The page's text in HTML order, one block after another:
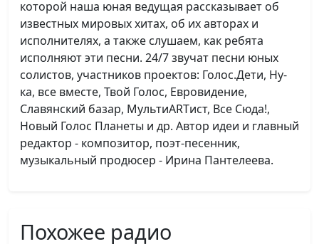
которой наша юная ведущая рассказывает об
известных мировых хитах, об их авторах и
исполнителях, а также слушаем, как ребята
исполняют эти песни. 24/7 звучат песни юных
солистов, участников проектов: Голос.Дети, Ну-
ка, все вместе, Твой Голос, Евровидение,
Славянский базар, МультиARTист, Все Сюда!,
Новый Голос Планеты и др. Автор идеи и главный
редактор - композитор, поэт-песенник,
музыкальный продюсер - Ирина Пантелеева.
Похожее радио